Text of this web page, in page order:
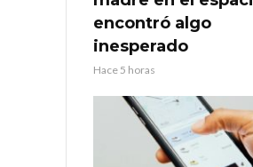
encontró algo
inesperado
Hace 5 horas